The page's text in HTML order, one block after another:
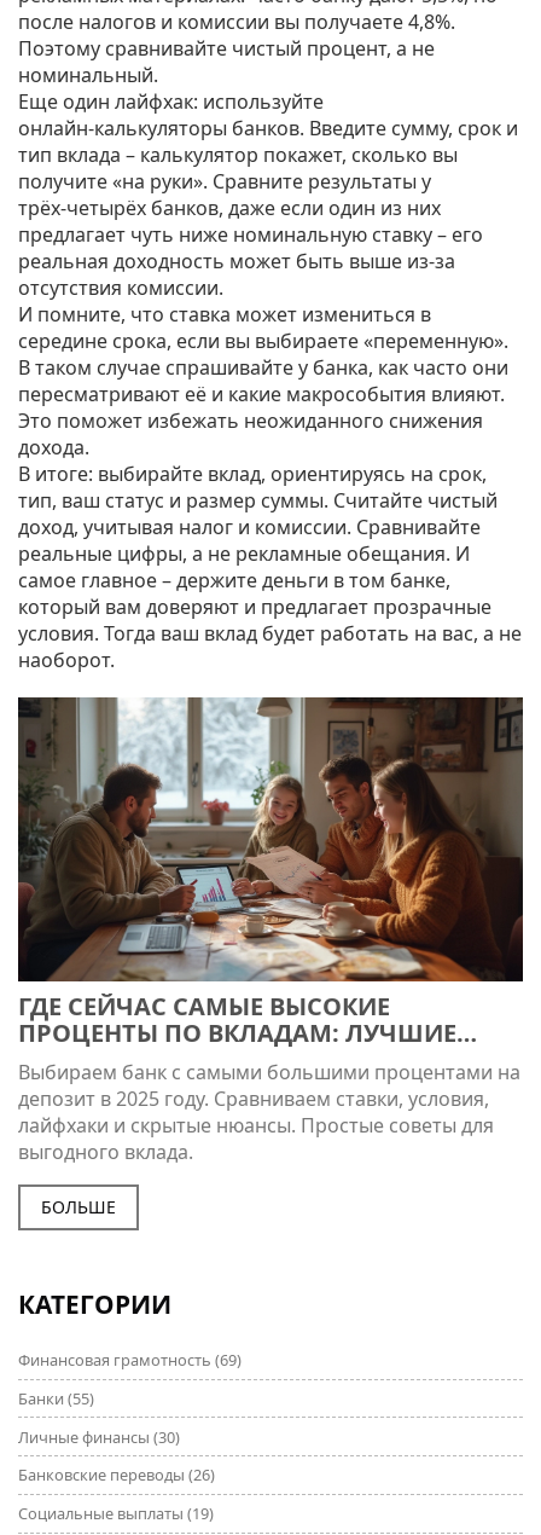
после налогов и комиссии вы получаете 4,8%.
Поэтому сравнивайте чистый процент, а не
номинальный.
Еще один лайфхак: используйте
онлайн‑калькуляторы банков. Введите сумму, срок и
тип вклада – калькулятор покажет, сколько вы
получите «на руки». Сравните результаты у
трёх‑четырёх банков, даже если один из них
предлагает чуть ниже номинальную ставку – его
реальная доходность может быть выше из‑за
отсутствия комиссии.
И помните, что ставка может измениться в
середине срока, если вы выбираете «переменную».
В таком случае спрашивайте у банка, как часто они
пересматривают её и какие макрособытия влияют.
Это поможет избежать неожиданного снижения
дохода.
В итоге: выбирайте вклад, ориентируясь на срок,
тип, ваш статус и размер суммы. Считайте чистый
доход, учитывая налог и комиссии. Сравнивайте
реальные цифры, а не рекламные обещания. И
самое главное – держите деньги в том банке,
который вам доверяют и предлагает прозрачные
условия. Тогда ваш вклад будет работать на вас, а не
наоборот.
ГДЕ СЕЙЧАС САМЫЕ ВЫСОКИЕ
ПРОЦЕНТЫ ПО ВКЛАДАМ: ЛУЧШИЕ
БАНКИ И УСЛОВИЯ 2025
Выбираем банк с самыми большими процентами на
депозит в 2025 году. Сравниваем ставки, условия,
лайфхаки и скрытые нюансы. Простые советы для
выгодного вклада.
БОЛЬШЕ
КАТЕГОРИИ
Финансовая грамотность (69)
Банки (55)
Личные финансы (30)
Банковские переводы (26)
Социальные выплаты (19)